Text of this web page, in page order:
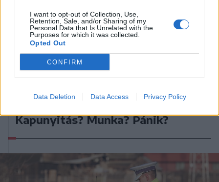
I want to opt-out of Collection, Use,
Retention, Sale, and/or Sharing of my
Personal Data that Is Unrelated with the
Purposes for which it was collected.
Opted Out
CONFIRM
Data Deletion Data Access Privacy Policy
2023. április 25., kedd
Kapunyitás? Munka? Pánik?